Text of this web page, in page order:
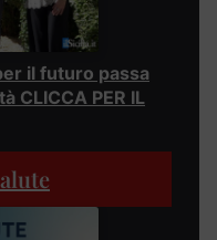
il futuro passa
CLICCA PER IL